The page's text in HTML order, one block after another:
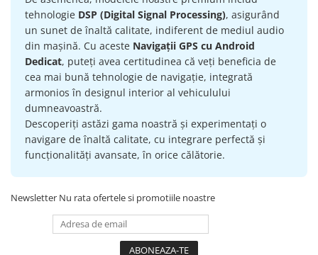
Camera Trafic DVR
Rama adaptare
Camera marsarier dedicata
Adaptoare Navigatii
Rame adaptare 2DIN
Camera frontala
Accesorii auto
Lanterne
Senzori Parcare
tehnologie DSP (Digital Signal Processing), asigurând
un sunet de înaltă calitate, indiferent de mediul audio
din mașină. Cu aceste Navigații GPS cu Android
Dedicat, puteți avea certitudinea că veți beneficia de
cea mai bună tehnologie de navigație, integrată
armonios în designul interior al vehiculului
dumneavoastră.
Descoperiți astăzi gama noastră și experimentați o
navigare de înaltă calitate, cu integrare perfectă și
funcționalități avansate, în orice călătorie.
Newsletter Nu rata ofertele si promotiile noastre